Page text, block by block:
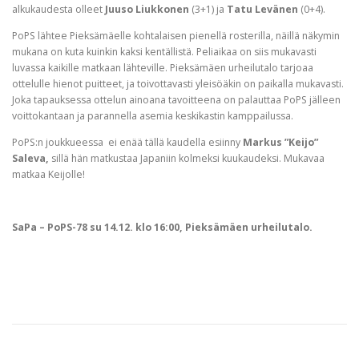
alkukaudesta olleet Juuso Liukkonen (3+1) ja Tatu Levänen (0+4).
PoPS lähtee Pieksämäelle kohtalaisen pienellä rosterilla, näillä näkymin
mukana on kuta kuinkin kaksi kentällistä. Peliaikaa on siis mukavasti
luvassa kaikille matkaan lähteville. Pieksämäen urheilutalo tarjoaa
ottelulle hienot puitteet, ja toivottavasti yleisöäkin on paikalla mukavasti.
Joka tapauksessa ottelun ainoana tavoitteena on palauttaa PoPS jälleen
voittokantaan ja parannella asemia keskikastin kamppailussa.
PoPS:n joukkueessa ei enää tällä kaudella esiinny Markus ”Keijo”
Saleva, sillä hän matkustaa Japaniin kolmeksi kuukaudeksi. Mukavaa
matkaa Keijolle!
SaPa – PoPS-78 su 14.12. klo 16:00, Pieksämäen urheilutalo.